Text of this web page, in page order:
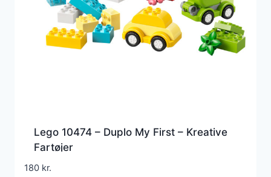
Lego 10474 – Duplo My First – Kreative
Fartøjer
180 kr.